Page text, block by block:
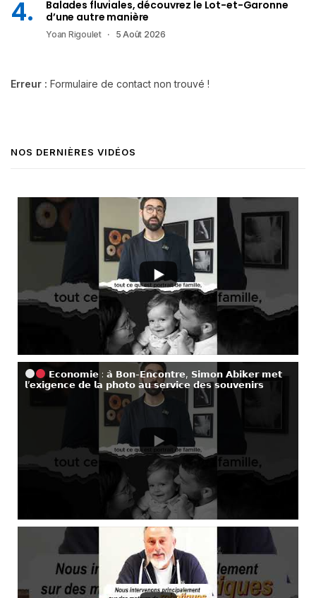
Balades fluviales, découvrez le Lot-et-Garonne
d’une autre manière
Yoan Rigoulet 5 Août 2026
Erreur : Formulaire de contact non trouvé !
NOS DERNIÈRES VIDÉOS
𝗘𝗰𝗼𝗻𝗼𝗺𝗶𝗲 : 𝗮̀ 𝗕𝗼𝗻-𝗘𝗻𝗰𝗼𝗻𝘁𝗿𝗲, 𝗦𝗶𝗺𝗼𝗻 𝗔𝗯𝗶𝗸𝗲𝗿 𝗺𝗲𝘁
𝗹’𝗲𝘅𝗶𝗴𝗲𝗻𝗰𝗲 𝗱𝗲 𝗹𝗮 𝗽𝗵𝗼𝘁𝗼 𝗮𝘂 𝘀𝗲𝗿𝘃𝗶𝗰𝗲 𝗱𝗲𝘀 𝘀𝗼𝘂𝘃𝗲𝗻𝗶𝗿𝘀